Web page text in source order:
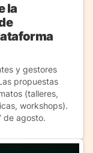
la
y gestores
propuestas
(talleres,
workshops).
de agosto.